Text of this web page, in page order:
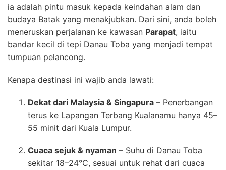
ia adalah pintu masuk kepada keindahan alam dan
budaya Batak yang menakjubkan. Dari sini, anda boleh
meneruskan perjalanan ke kawasan Parapat, iaitu
bandar kecil di tepi Danau Toba yang menjadi tempat
tumpuan pelancong.
Kenapa destinasi ini wajib anda lawati:
Dekat dari Malaysia & Singapura – Penerbangan
terus ke Lapangan Terbang Kualanamu hanya 45–
55 minit dari Kuala Lumpur.
Cuaca sejuk & nyaman – Suhu di Danau Toba
sekitar 18–24°C, sesuai untuk rehat dari cuaca